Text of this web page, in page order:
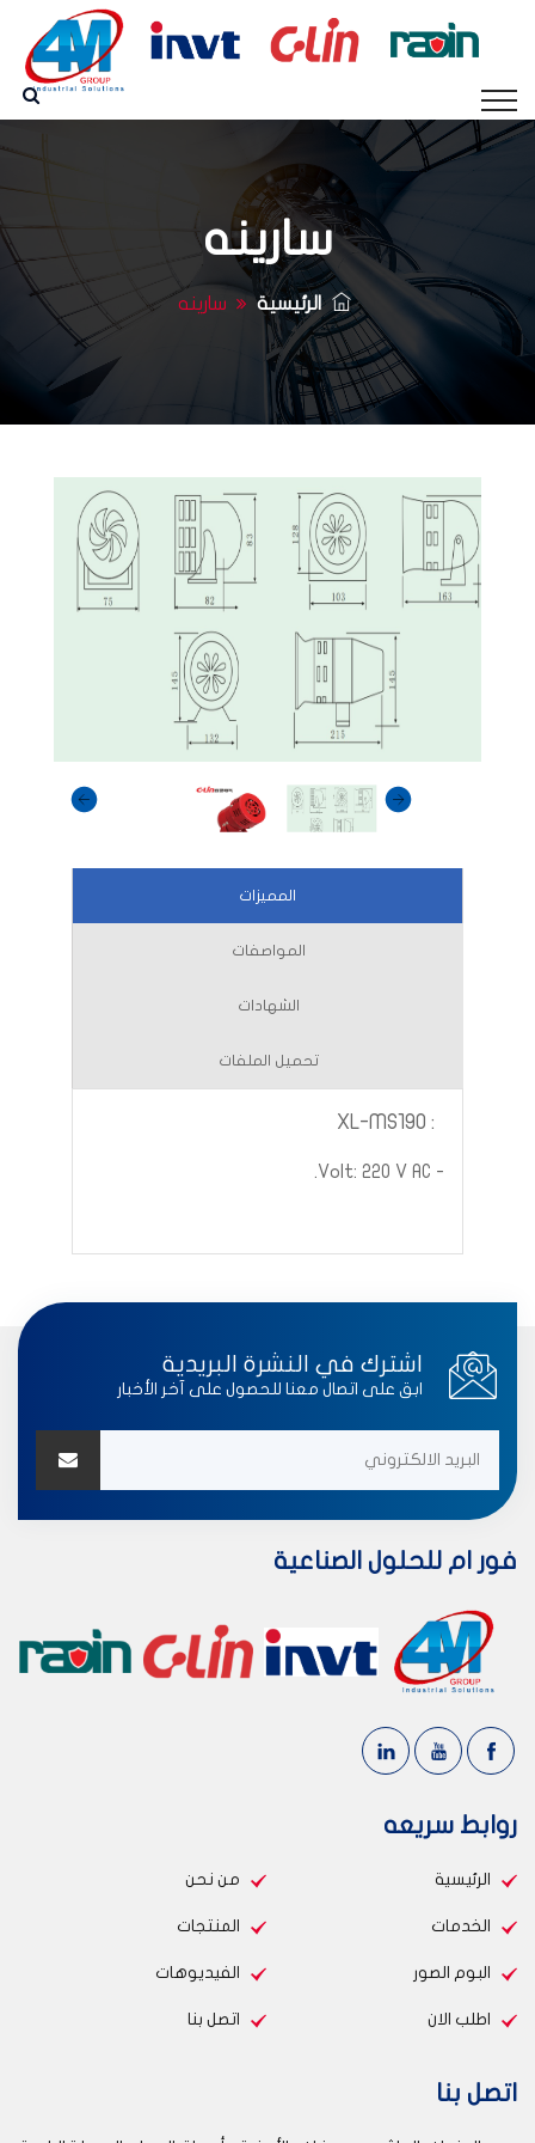
سارينه
الرئيسية سارينه
المميزات
المواصفات
الشهادات
تحميل الملفات
:
XL-MS190
- Volt: 220 V AC.
اشترك في النشرة البريدية
ابق على اتصال معنا للحصول على آخر الأخبار
فور ام للحلول الصناعية
روابط سريعه
الرئيسية من نحن
الخدمات المنتجات
البوم الصور الفيديوهات
اطلب الان اتصل بنا
اتصل بنا